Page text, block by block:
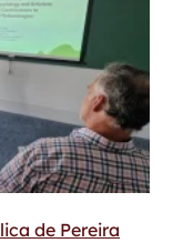
de Pereira